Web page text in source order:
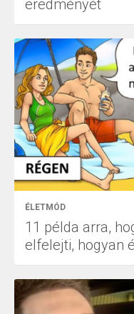
eredményét
ÉLETMÓD
11 példa arra,
elfelejti, hogyan